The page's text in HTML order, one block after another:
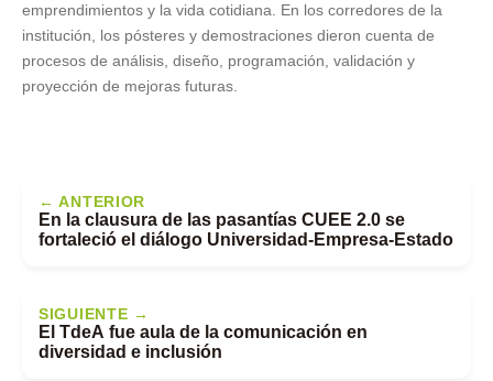
emprendimientos y la vida cotidiana. En los corredores de la
institución, los pósteres y demostraciones dieron cuenta de
procesos de análisis, diseño, programación, validación y
proyección de mejoras futuras.
← ANTERIOR
En la clausura de las pasantías CUEE 2.0 se
fortaleció el diálogo Universidad-Empresa-Estado
SIGUIENTE →
El TdeA fue aula de la comunicación en
diversidad e inclusión